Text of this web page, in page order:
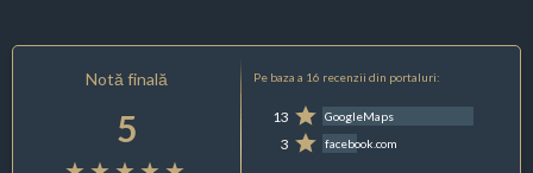
Notă finală
5
Pe baza a 16 recenzii din portaluri:
13 GoogleMaps
3 facebook.com